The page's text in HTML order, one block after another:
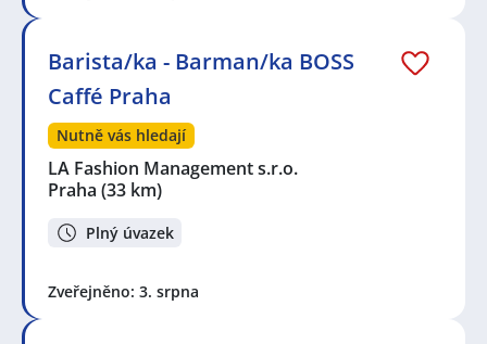
Barista/ka - Barman/ka BOSS
Caffé Praha
Nutně vás hledají
LA Fashion Management s.r.o.
Praha (33 km)
Plný úvazek
Zveřejněno: 3. srpna